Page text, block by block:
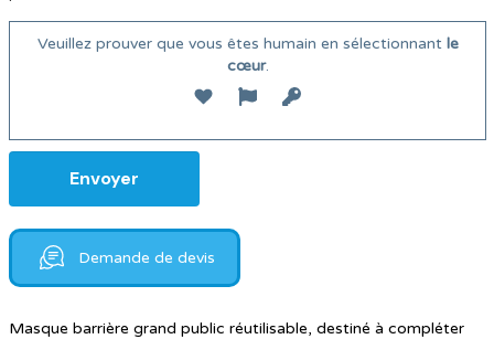
Veuillez prouver que vous êtes humain en sélectionnantle
cœur.
Demande de devis
Masque barrière grand public réutilisable, destiné à compléter